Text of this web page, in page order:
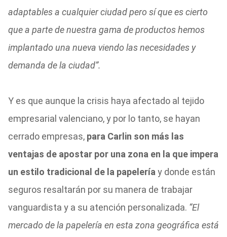
adaptables a cualquier ciudad pero sí que es cierto
que a parte de nuestra gama de productos hemos
implantado una nueva viendo las necesidades y
demanda de la ciudad”.
Y es que aunque la crisis haya afectado al tejido
empresarial valenciano, y por lo tanto, se hayan
cerrado empresas, para Carlin son más las
ventajas de apostar por una zona en la que impera
un estilo tradicional de la papelería y donde están
seguros resaltarán por su manera de trabajar
vanguardista y a su atención personalizada. “El
mercado de la papelería en esta zona geográfica está